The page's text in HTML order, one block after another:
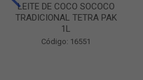
LEITE DE COCO SOCOCO
TRADICIONAL TETRA PAK
1L
Código: 16551